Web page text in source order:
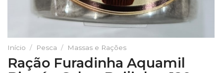
Início / Pesca / Massas e Rações
Ração Furadinha Aquamil